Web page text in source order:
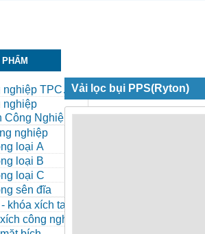
nghiệp TPC
nghiệp
Công Nghiệp -
Cong Nghiep
nghiệp
loại A
loại B
loại C
sên đĩa
khóa xích tai eo
công nghiệp
công nghiệp
Vải lọc bụi PPS(Ryton)